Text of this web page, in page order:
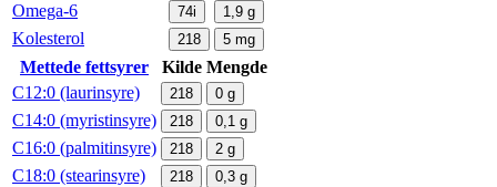
Omega-6 74i 1,9 g
Kolesterol 218 5 mg
Mettede fettsyrer Kilde Mengde
C12:0 (laurinsyre)
218 0 g
C14:0 (myristinsyre) 218 0,1 g
C16:0 (palmitinsyre) 218 2 g
C18:0 (stearinsyre) 218 0,3 g